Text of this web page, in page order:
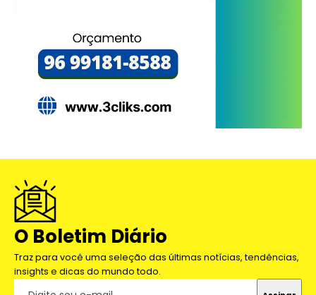
O Boletim Diário
Traz para você uma seleção das últimas notícias, tendências,
insights e dicas do mundo todo.